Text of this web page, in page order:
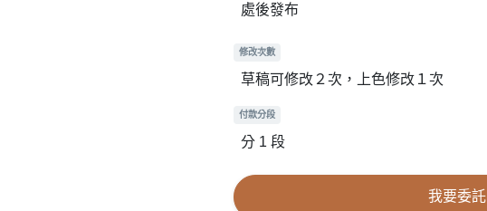
處後發布
修改次數
草稿可修改２次，上色修改１次
付款分段
分 1 段
我要委託